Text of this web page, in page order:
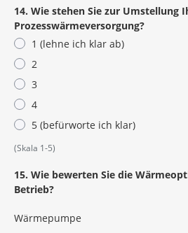
14. Wie stehen Sie zur Umstellung
Prozesswärmeversorgung?
1 (lehne ich klar ab)
2
3
4
5 (befürworte ich klar)
(Skala 1-5)
15. Wie bewerten Sie die
Betrieb?
Wärmepumpe